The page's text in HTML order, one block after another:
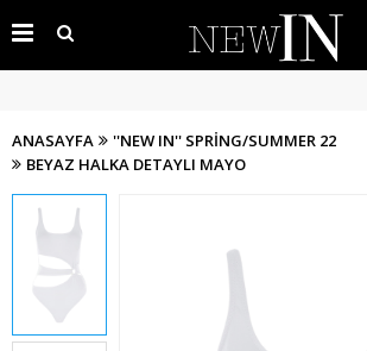
ANASAYFA
''NEW IN'' SPRING/SUMMER 22
BEYAZ HALKA DETAYLI MAYO